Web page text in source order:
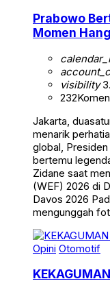
Prabowo
Momen
visibility
232
Jakarta,
menarik
global,
bertemu
Zidane saat
(WEF) 2026 di
Davos 2026
mengunggah
Opini Otomotif